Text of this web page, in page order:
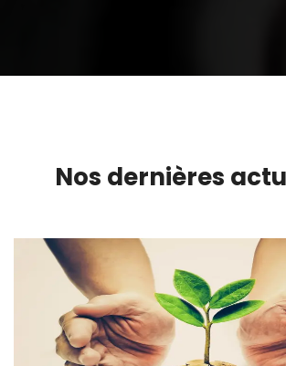
Nos dernières